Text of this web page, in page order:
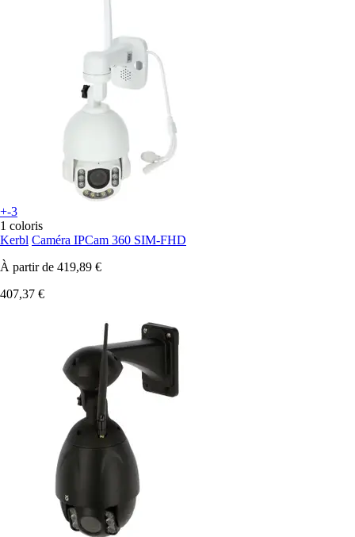
+-3
1 coloris
Kerbl Caméra IPCam 360 SIM-FHD
À partir de 419,89 €
407,37 €